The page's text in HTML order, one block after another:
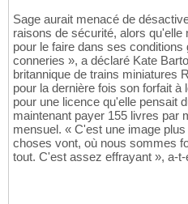
Sage aurait menacé de
raisons de sécurité, alors
pour le faire dans ses
conneries », a déclaré Kate
britannique de trains miniatures
pour la dernière fois son forfait à
pour une licence qu'elle pensait
maintenant payer 155 livres par
mensuel. « C'est une image
choses vont, où nous sommes
tout. C'est assez effrayant », a-t-